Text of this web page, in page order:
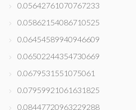
0.05642761070767233
0.05862154086710525
0.06454589940946609
0.06502244354730669
0.0679531551075061
0.07959921061631825
0.08447720963229288